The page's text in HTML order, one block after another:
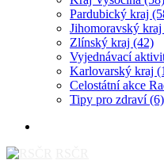
Pardubický kraj
Jihomoravský kraj
Zlínský kraj (42)
Vyjednávací
Karlovarský kraj
Celostátní akce
Tipy pro zdraví(6)